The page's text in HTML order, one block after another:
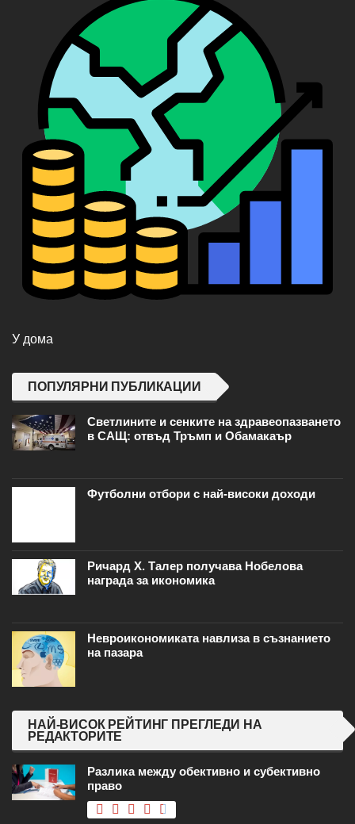
У дома
ПОПУЛЯРНИ ПУБЛИКАЦИИ
Светлините и сенките на здравеопазването
в САЩ: отвъд Тръмп и Обамакаър
Футболни отбори с най-високи доходи
Ричард Х. Талер получава Нобелова
награда за икономика
Невроикономиката навлиза в съзнанието
на пазара
НАЙ-ВИСОК РЕЙТИНГ ПРЕГЛЕДИ НА
РЕДАКТОРИТЕ
Разлика между обективно и субективно
право